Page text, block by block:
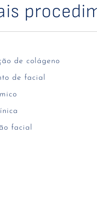
de colágeno
de facial
facial